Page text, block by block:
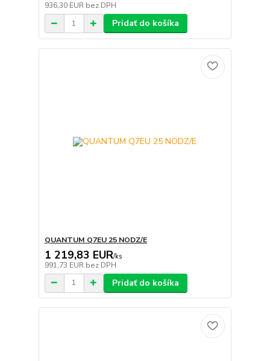
936,30 EUR bez DPH
Pridať do košíka
QUANTUM Q7EU 25 NODZ/E
1 219,83 EUR/ks
991,73 EUR bez DPH
Pridať do košíka